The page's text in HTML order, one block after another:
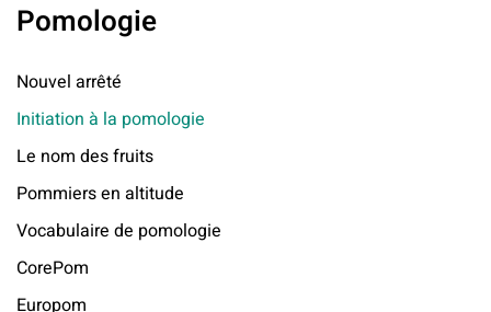
Pomologie
Nouvel arrêté
Initiation à la pomologie
Le nom des fruits
Pommiers en altitude
Vocabulaire de pomologie
CorePom
Europom